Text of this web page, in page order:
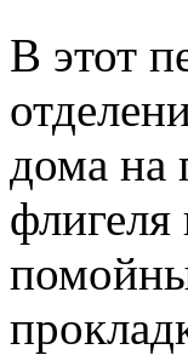
В этот
дома на